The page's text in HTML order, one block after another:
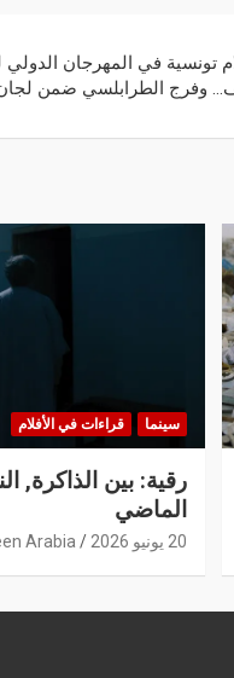
تونسية في المهرجان
وفرج الطرابلسي ضمن لجان
سينما قراءات في الأفلام
رقية: بين الذاكرة,
الماضي
20 يونيو 2026 Arabia